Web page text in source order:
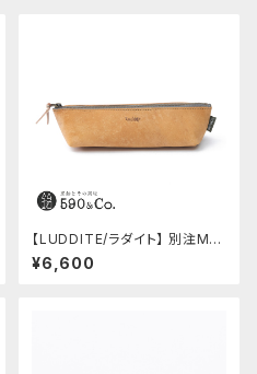
【LUDDITE/ラダイト】 別注MAY
Aレザーボートペンケース (コニ
ャック)
¥6,600